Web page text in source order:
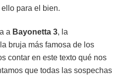
para el bien.
a Bayonetta 3, la
bruja más famosa de los
contar en este texto qué nos
que todas las sospechas